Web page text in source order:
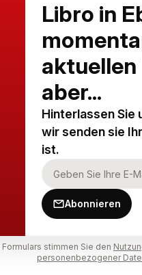
Libro in
aber...
Hinterlassen Sie
wir senden sie
ist.
Abonnieren
stimmen Sie den
personenbezogener